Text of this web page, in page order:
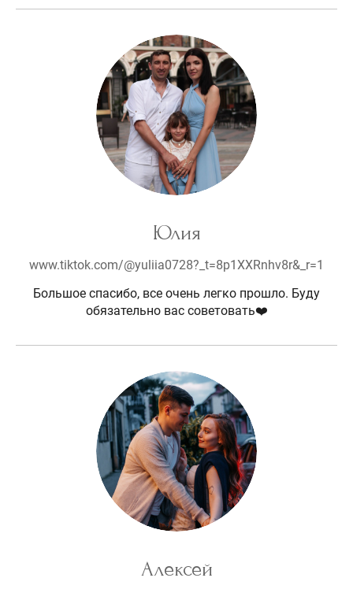
Юлия
www.tiktok.com/@yuliia0728?_t=8p1XXRnhv8r&_r=1
Большое спасибо, все очень легко прошло. Буду
обязательно вас советовать❤️
Алексей